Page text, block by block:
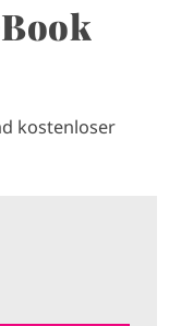
kostenloser